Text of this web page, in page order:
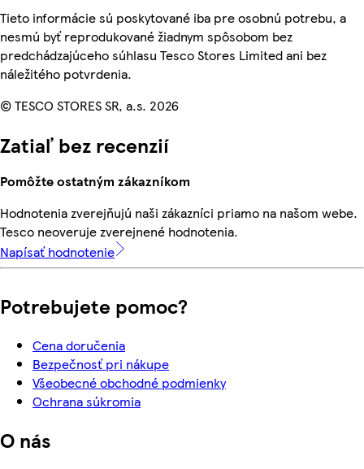
Tieto informácie sú poskytované iba pre osobnú potrebu, a
nesmú byť reprodukované žiadnym spôsobom bez
predchádzajúceho súhlasu Tesco Stores Limited ani bez
náležitého potvrdenia.
© TESCO STORES SR, a.s. 2026
Zatiaľ bez recenzií
Pomôžte ostatným zákazníkom
Hodnotenia zverejňujú naši zákazníci priamo na našom webe.
Tesco neoveruje zverejnené hodnotenia.
Napísať hodnotenie
Potrebujete pomoc?
Cena doručenia
Bezpečnosť pri nákupe
Všeobecné obchodné podmienky
Ochrana súkromia
O nás